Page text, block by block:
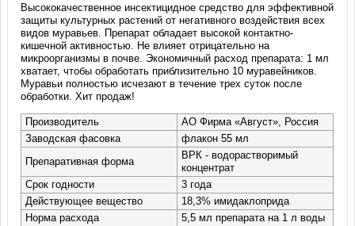
Высококачественное инсектицидное средство для эффективной
защиты культурных растений от негативного воздействия всех
видов муравьев. Препарат обладает высокой контактно-
кишечной активностью. Не влияет отрицательно на
микроорганизмы в почве. Экономичный расход препарата: 1 мл
хватает, чтобы обработать приблизительно 10 муравейников.
Муравьи полностью исчезают в течение трех суток после
обработки. Хит продаж!
Производитель
АО Фирма «Август», Россия
Заводская фасовка
флакон 55 мл
Препаративная форма
ВРК - водорастворимый
концентрат
Срок годности
3 года
Действующее вещество
18,3% имидаклоприда
Норма расхода
5,5 мл препарата на 1 л воды